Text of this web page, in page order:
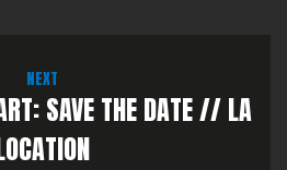
NEXT
SAVE THE DATE // LA